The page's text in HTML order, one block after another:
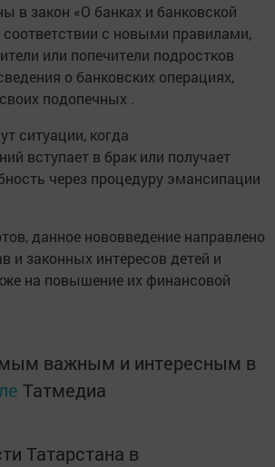
в закон «О банках и банковской
соответствии с новыми правилами,
или попечители подростков
о банковских операциях,
подопечных .
ситуации, когда
вступает в брак или получает
через процедуру эмансипации
данное нововведение направлено
и законных интересов детей и
на повышение их финансовой
важным и интересным в
Татмедиа
Татарстана в